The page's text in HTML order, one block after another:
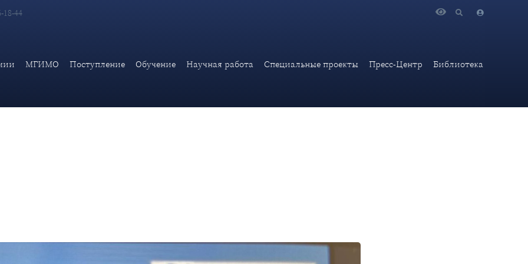
18-44
МГИМО Поступление Обучение Научная работа Специальные проекты Пресс-Центр Библиотека
продовольственных с